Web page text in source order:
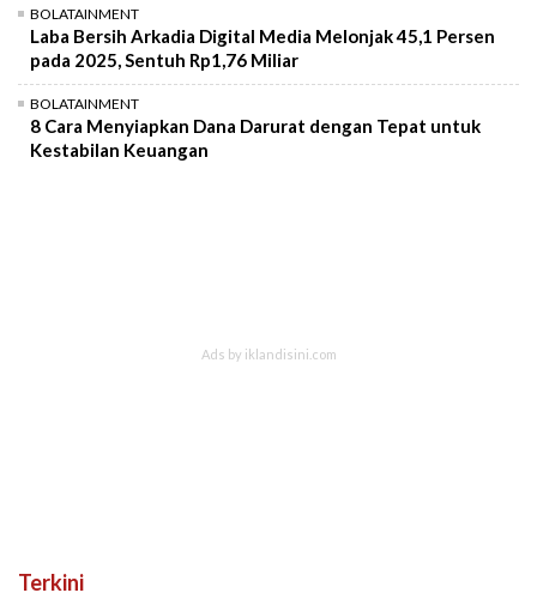
BOLATAINMENT
Laba Bersih Arkadia Digital Media Melonjak 45,1 Persen
pada 2025, Sentuh Rp1,76 Miliar
BOLATAINMENT
8 Cara Menyiapkan Dana Darurat dengan Tepat untuk
Kestabilan Keuangan
Terkini